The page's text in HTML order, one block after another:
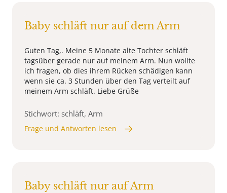
Baby schläft nur auf dem Arm
Guten Tag,. Meine 5 Monate alte Tochter schläft
tagsüber gerade nur auf meinem Arm. Nun wollte
ich fragen, ob dies ihrem Rücken schädigen kann
wenn sie ca. 3 Stunden über den Tag verteilt auf
meinem Arm schläft. Liebe Grüße
Stichwort: schläft, Arm
Frage und Antworten lesen
Baby schläft nur auf Arm